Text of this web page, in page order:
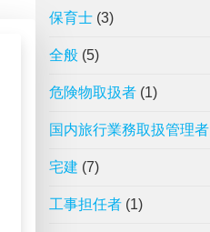
保育士 (3)
全般 (5)
危険物取扱者 (1)
国内旅行業務取扱管理者
宅建 (7)
工事担任者 (1)